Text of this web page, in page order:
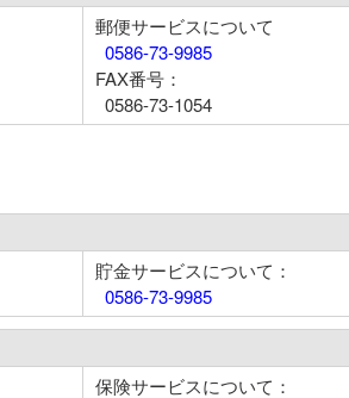
郵便サービスについて
0586-73-9985
FAX番号：
0586-73-1054
貯金サービスについて：
0586-73-9985
保険サービスについて：